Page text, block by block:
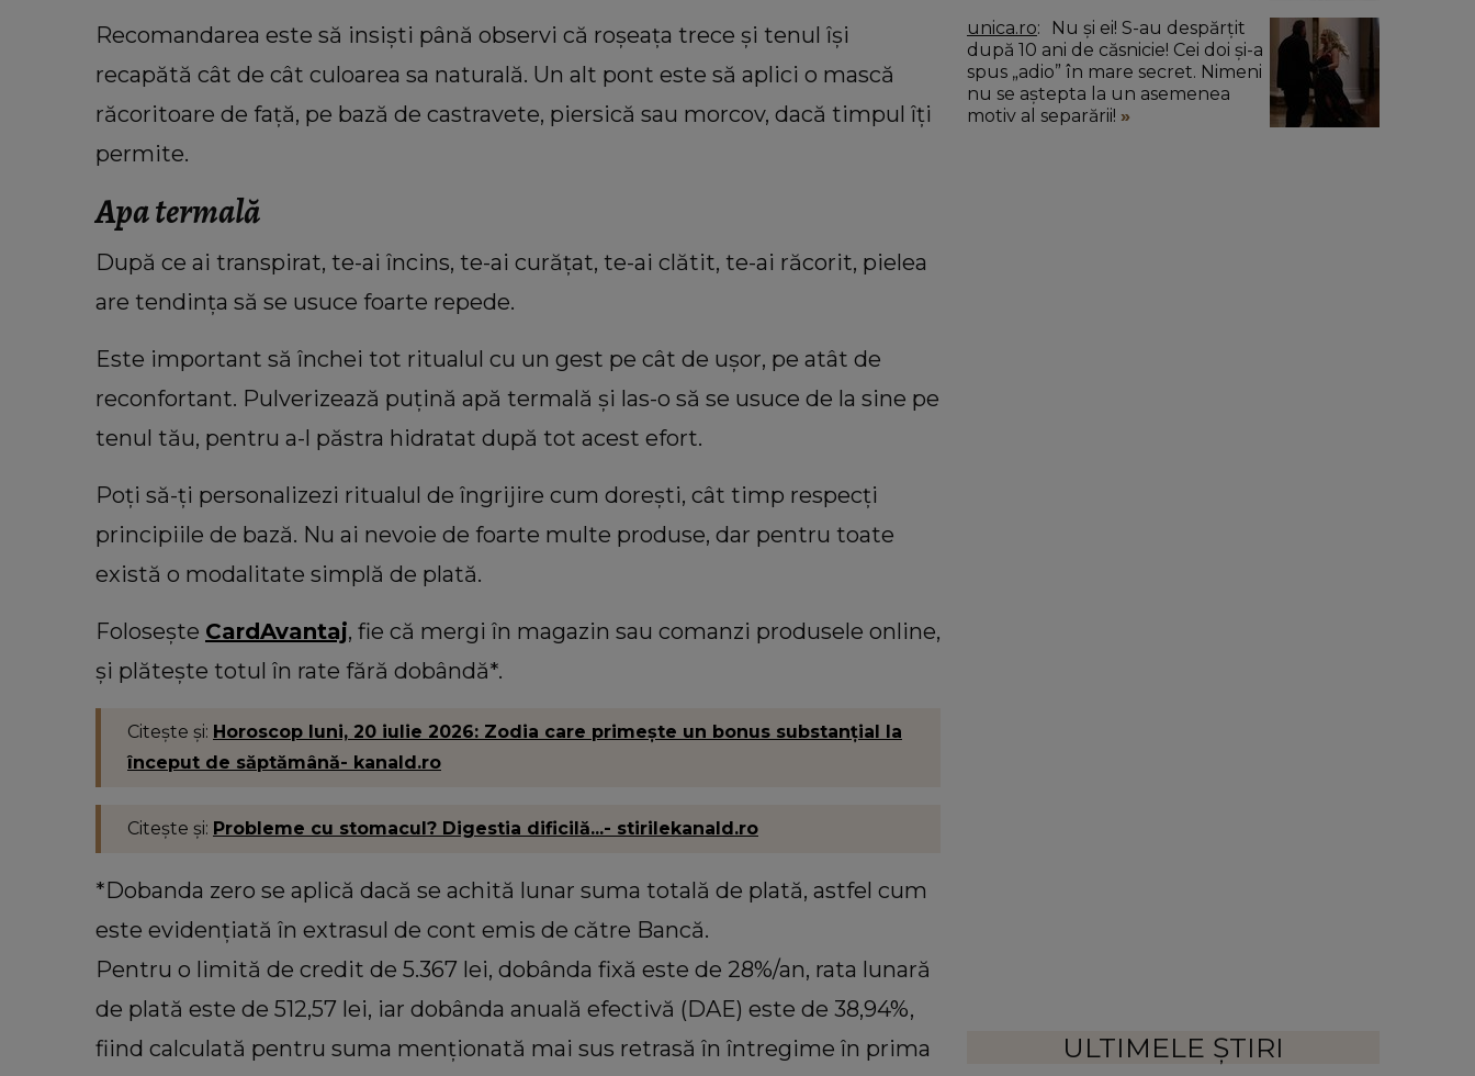
Recomandarea este să insiști până observi că roșeața trece și tenul își
recapătă cât de cât culoarea sa naturală. Un alt pont este să aplici o mască
răcoritoare de față, pe bază de castravete, piersică sau morcov, dacă timpul îți
permite.
Apa termală
După ce ai transpirat, te-ai încins, te-ai curățat, te-ai clătit, te-ai răcorit, pielea
are tendința să se usuce foarte repede.
Este important să închei tot ritualul cu un gest pe cât de ușor, pe atât de
reconfortant. Pulverizează puțină apă termală și las-o să se usuce de la sine pe
tenul tău, pentru a-l păstra hidratat după tot acest efort.
Poți să-ți personalizezi ritualul de îngrijire cum dorești, cât timp respecți
principiile de bază. Nu ai nevoie de foarte multe produse, dar pentru toate
există o modalitate simplă de plată.
Folosește CardAvantaj, fie că mergi în magazin sau comanzi produsele online,
și plătește totul în rate fără dobândă*.
Citește și: Horoscop luni, 20 iulie 2026: Zodia care primește un bonus substanțial la
început de săptămână- kanald.ro
Citește și: Probleme cu stomacul? Digestia dificilă...- stirilekanald.ro
*Dobanda zero se aplică dacă se achită lunar suma totală de plată, astfel cum
este evidențiată în extrasul de cont emis de către Bancă.
Pentru o limită de credit de 5.367 lei, dobânda fixă este de 28%/an, rata lunară
de plată este de 512,57 lei, iar dobânda anuală efectivă (DAE) este de 38,94%,
fiind calculată pentru suma menţionată mai sus retrasă în întregime în prima
unica.ro
după 10 ani de căsnicie! Cei doi și-a
spus „adio” în mare secret. Nimeni
nu se aștepta la un asemenea
motiv al separării!
ULTIMELE ȘTIRI